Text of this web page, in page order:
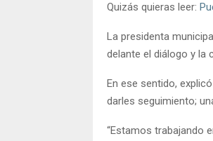
Quizás quieras leer:
La presidenta
delante el diálogo y la
En ese sentido,
darles seguimiento;
“Estamos trabajando